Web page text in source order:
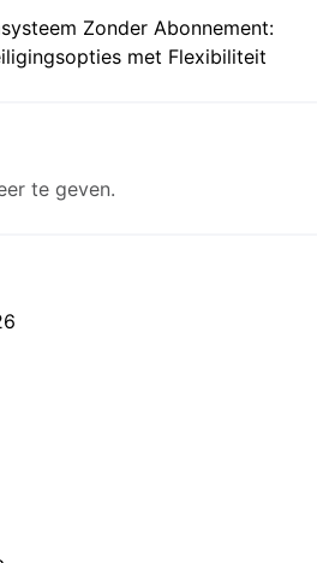
Zonder Abonnement:
met Flexibiliteit
te geven.